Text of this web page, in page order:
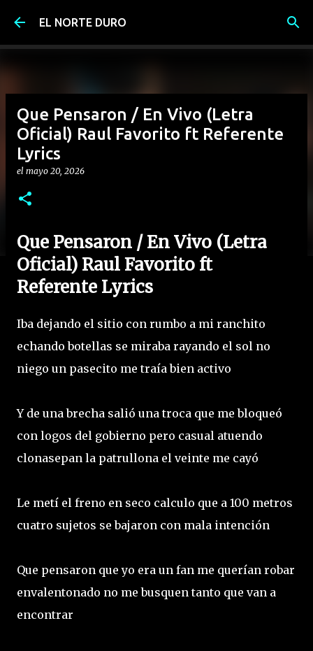
Ir al contenido principal
EL NORTE DURO
Que Pensaron / En Vivo (Letra
Oficial) Raul Favorito ft Referente
Lyrics
el mayo 20, 2026
Que Pensaron / En Vivo (Letra
Oficial) Raul Favorito ft
Referente Lyrics
Iba dejando el sitio con rumbo a mi ranchito
echando botellas se miraba rayando el sol no
niego un pasecito me traía bien activo
Y de una brecha salió una troca que me bloqueó
con logos del gobierno pero casual atuendo
clonasepan la patrullona el veinte me cayó
Le metí el freno en seco calculo que a 100 metros
cuatro sujetos se bajaron con mala intención
Que pensaron que yo era un fan me querían robar
envalentonado no me busquen tanto que van a
encontrar